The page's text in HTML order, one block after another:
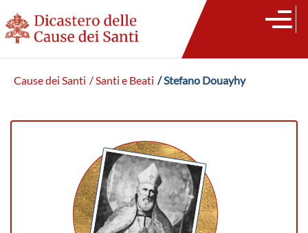
Cause dei Santi / Santi e Beati / Stefano Douayhy